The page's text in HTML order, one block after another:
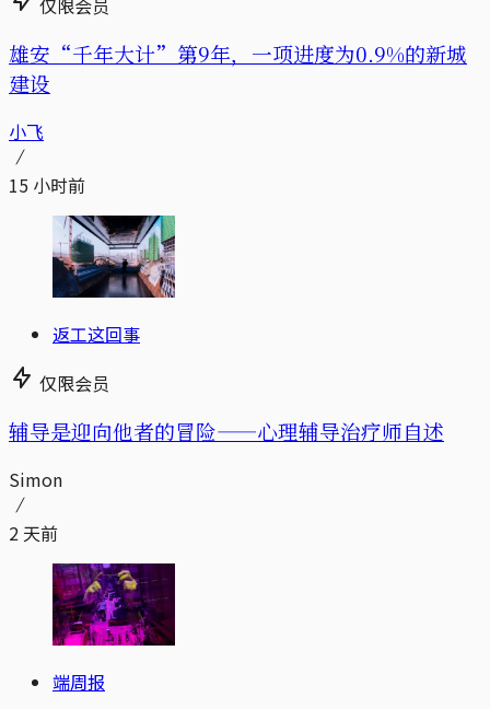
雄安“千年大计”第9年，一项进度为0.9%的新城
建设
小飞
15 小时前
返工这回事
仅限会员
辅导是迎向他者的冒险——心理辅导治疗师自述
Simon
2 天前
端周报